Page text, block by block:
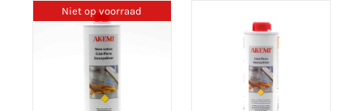
Niet op voorraad